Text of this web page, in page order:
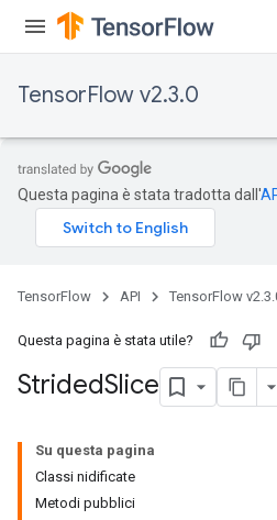
TensorFlow v2.3.0
Questa pagina è stata tradotta dall'
TensorFlow API TensorFlow
Questa pagina è stata utile?
StridedSlice
Su questa pagina
Classi nidificate
Metodi pubblici